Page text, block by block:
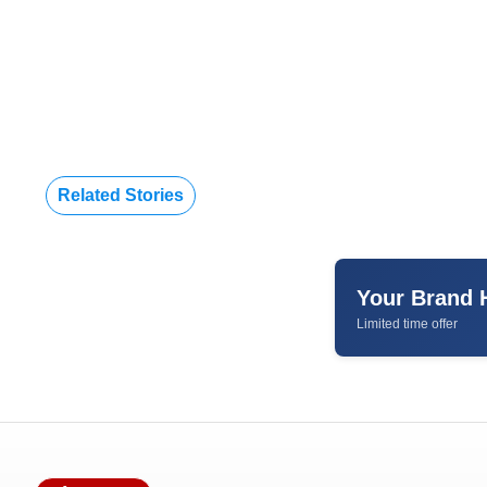
Related Stories
Your Brand
Limited time offer